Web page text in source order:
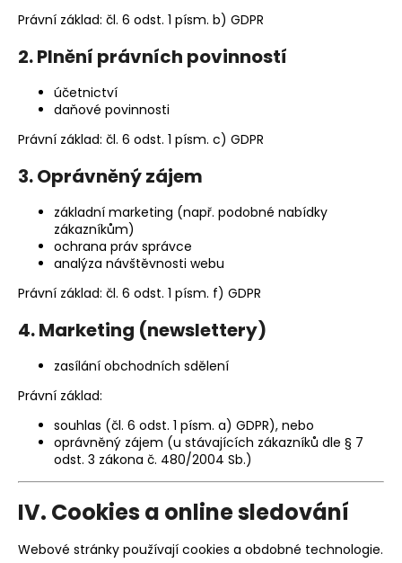
Právní základ: čl. 6 odst. 1 písm. b) GDPR
2. Plnění právních povinností
účetnictví
daňové povinnosti
Právní základ: čl. 6 odst. 1 písm. c) GDPR
3. Oprávněný zájem
základní marketing (např. podobné nabídky
zákazníkům)
ochrana práv správce
analýza návštěvnosti webu
Právní základ: čl. 6 odst. 1 písm. f) GDPR
4. Marketing (newslettery)
zasílání obchodních sdělení
Právní základ:
souhlas (čl. 6 odst. 1 písm. a) GDPR), nebo
oprávněný zájem (u stávajících zákazníků dle § 7
odst. 3 zákona č. 480/2004 Sb.)
IV. Cookies a online sledování
Webové stránky používají cookies a obdobné technologie.